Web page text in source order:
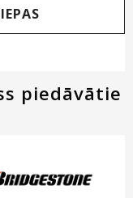
piedāvātie